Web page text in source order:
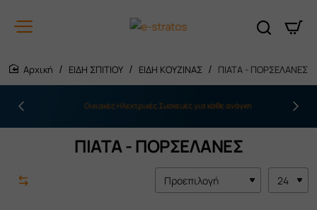
ΕΙΔΗ ΣΠΙΤΙΟΥ ΕΙΔΗ ΚΟΥΖΙΝΑΣ ΠΙΑΤΑ - ΠΟΡΣΕΛΑΝΕΣ
Οικιακές Ηλεκτρικές Συσκευές για κάθε ανάγκη
ΠΙΑΤΑ - ΠΟΡΣΕΛΑΝΕΣ